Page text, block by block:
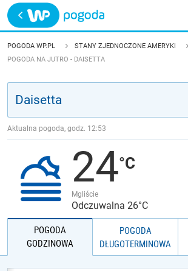
Trwa ładowanie
POLSKA
JAKOŚĆ POWIETRZA
POGODA WP.PL
STANY ZJEDNOCZONE AMERYKI
POGODA NA JUTRO - DAISETTA
Aktualna pogoda, godz. 12:53
24
Mgliście
Odczuwalna 26°C
POGODA
GODZINOWA
POGODA
DŁUGOTERMINOWA